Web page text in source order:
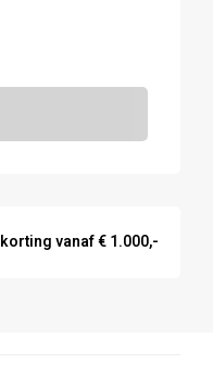
korting vanaf € 1.000,-